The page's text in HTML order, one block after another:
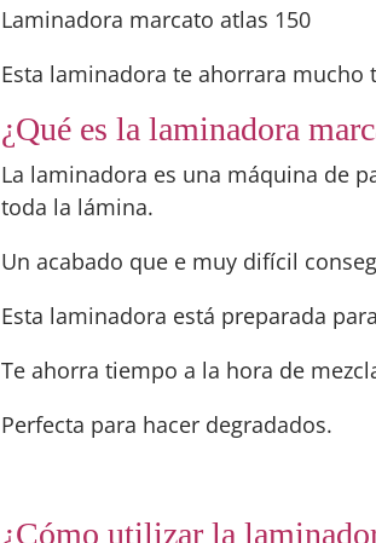
Laminadora marcato atlas 150
Esta laminadora te ahorrara
¿Qué es la laminadora
La laminadora es una máquina de
toda la lámina.
Un acabado que e muy difícil
Esta laminadora está preparada
Te ahorra tiempo a la hora de
Perfecta para hacer degradados.
¿Cómo utilizar la